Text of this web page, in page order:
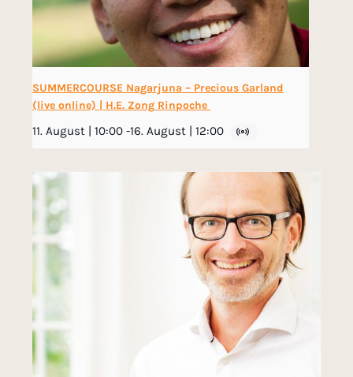
SUMMERCOURSE Nagarjuna – Precious Garland
(live online) | H.E. Zong Rinpoche
11. August | 10:00 -16. August | 12:00